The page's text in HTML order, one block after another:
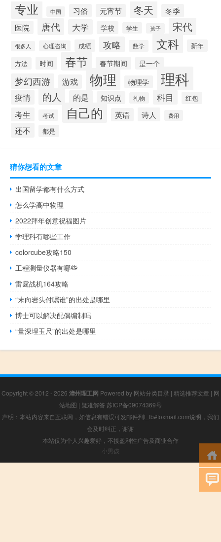
专业 中国 习俗 元宵节 冬天
冬季
医院
唐代 大学 学校 学生 孩子 宋代
很多人 心理咨询 成绩 攻略 数学 文科
新年
方法
时间 春节 春节期间 是一个
梦幻西游 游戏 物理 物理学 理科
疫情 的人 的是 知识点 礼物 科目 红包
考生 考试 自己的 英语 诗人 费用
还不 都是
猜你想看的文章
出国留学都有什么方式
怎么学高中物理
2022拜年创意祝福图片
学理科有哪些工作
colorcube攻略150
工程测量仪器有哪些
雷霆战机164攻略
“末向岩头付嘱谁”的出处是哪里
博士可以解决配偶编制吗
“量深埋玉尺”的出处是哪里
Copyright © 2012 - 2026 漳州理工网 Powered by 网站分类目录 | 精选推荐文章 | 网
站地图 | 疑难解答 苏ICP备09074369号
声明：本站内容来自互联网，如信息有错误可发邮件到f_fb#foxmail.com说明，我们
会及时纠正，谢谢
本站仅为个人兴趣爱好，不接盈利性广告及商业合作
小男孩